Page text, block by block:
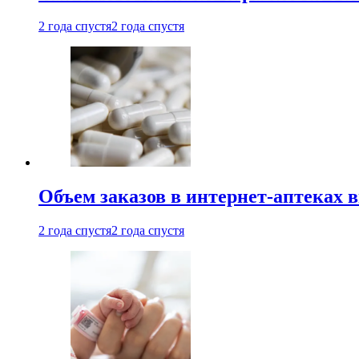
2 года спустя2 года спустя
Объем заказов в интернет-аптеках
2 года спустя2 года спустя